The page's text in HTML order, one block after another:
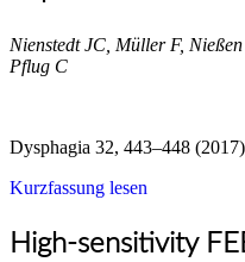
Nienstedt JC, Müller F,
Pflug C
Dysphagia 32, 443–448
Kurzfassung lesen
High-sensitivity